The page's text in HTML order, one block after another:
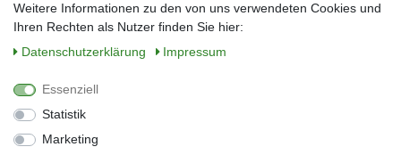
Sie können den Newsletter jederzeit kostenlos abbestellen.
** gilt für Lieferungen innerhalb Deutschlands, Lieferzeiten für andere Länder
Weitere Informationen zu den von uns verwendeten Cookies und
Ihren Rechten als Nutzer finden Sie hier:
Daten­schutz­erklärung
Impressum
Essenziell
Statistik
Marketing